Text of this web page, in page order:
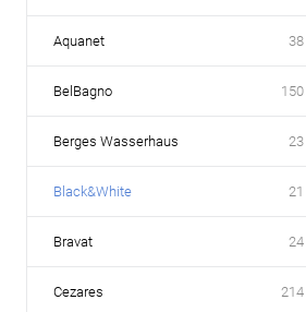
Aquanet 38
BelBagno 150
Berges Wasserhaus 23
Black&White 21
Bravat 24
Cezares 214